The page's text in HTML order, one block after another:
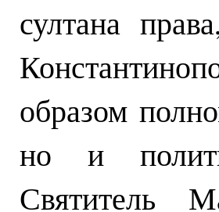
султана
образом
но и
Святитель